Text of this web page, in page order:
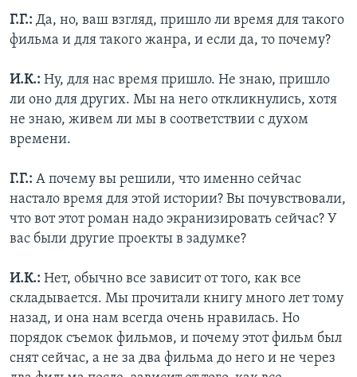
Г.Г.: Да, но, ваш взгляд, пришло ли время для такого
фильма и для такого жанра, и если да, то почему?
И.К.: Ну, для нас время пришло. Не знаю, пришло
ли оно для других. Мы на него откликнулись, хотя
не знаю, живем ли мы в соответствии с духом
времени.
Г.Г.: А почему вы решили, что именно сейчас
настало время для этой истории? Вы почувствовали,
что вот этот роман надо экранизировать сейчас? У
вас были другие проекты в задумке?
И.К.: Нет, обычно все зависит от того, как все
складывается. Мы прочитали книгу много лет тому
назад, и она нам всегда очень нравилась. Но
порядок съемок фильмов, и почему этот фильм был
снят сейчас, а не за два фильма до него и не через